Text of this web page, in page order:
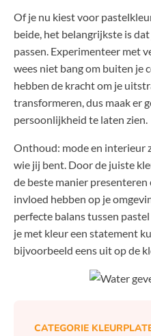
Of je nu kiest voor
beide, het belangrijkste is
passen. Experimenteer met
wees niet bang om buiten je
hebben de kracht om je
transformeren, dus maak er
persoonlijkheid te laten zien.
Onthoud: mode en interieur
wie jij bent. Door de juiste
de beste manier
invloed hebben op je
perfecte balans tussen
je met kleur een statement
bijvoorbeeld eens uit op de
CATEGORIE